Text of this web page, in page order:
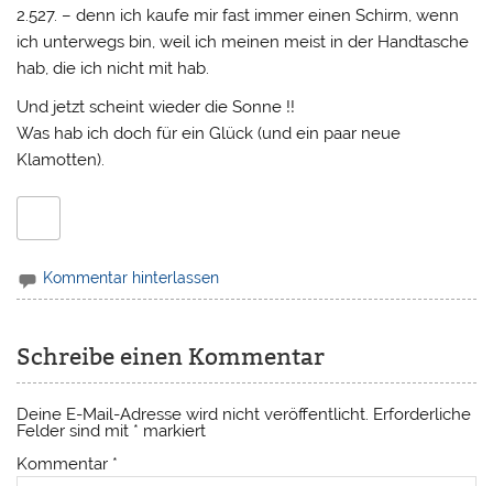
2.527. – denn ich kaufe mir fast immer einen Schirm, wenn
ich unterwegs bin, weil ich meinen meist in der Handtasche
hab, die ich nicht mit hab.
Und jetzt scheint wieder die Sonne !!
Was hab ich doch für ein Glück (und ein paar neue
Klamotten).
Kommentar hinterlassen
Schreibe einen Kommentar
Deine E-Mail-Adresse wird nicht veröffentlicht. Erforderliche
Felder sind mit * markiert
Kommentar *